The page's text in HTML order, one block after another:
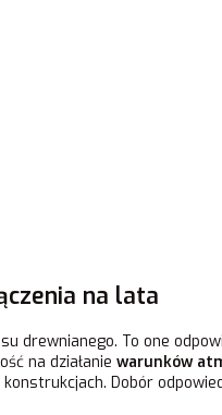
na lata
drewnianego. To one
na działanie warunków
Dobór